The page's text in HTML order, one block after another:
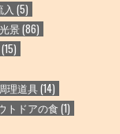
入 (5)
景(86)
(15)
理道具(14)
トドアの食 (1)